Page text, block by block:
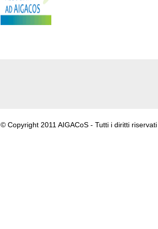
© Copyright 2011 AIGACoS - Tutti i diritti riservati